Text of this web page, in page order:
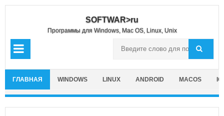
SOFTWAR>ru
Программы для Windows, Mac OS, Linux, Unix
ГЛАВНАЯ WINDOWS LINUX ANDROID MACOS